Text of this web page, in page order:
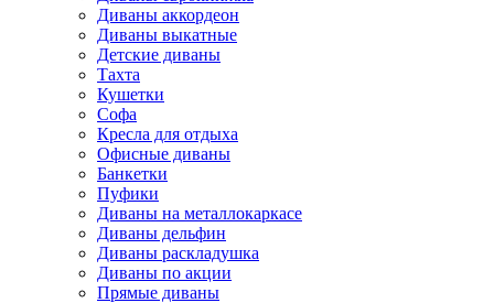
Диваны аккордеон
Диваны выкатные
Детские диваны
Тахта
Кушетки
Софа
Кресла для отдыха
Офисные диваны
Банкетки
Пуфики
Диваны на металлокаркасе
Диваны дельфин
Диваны раскладушка
Диваны по акции
Прямые диваны